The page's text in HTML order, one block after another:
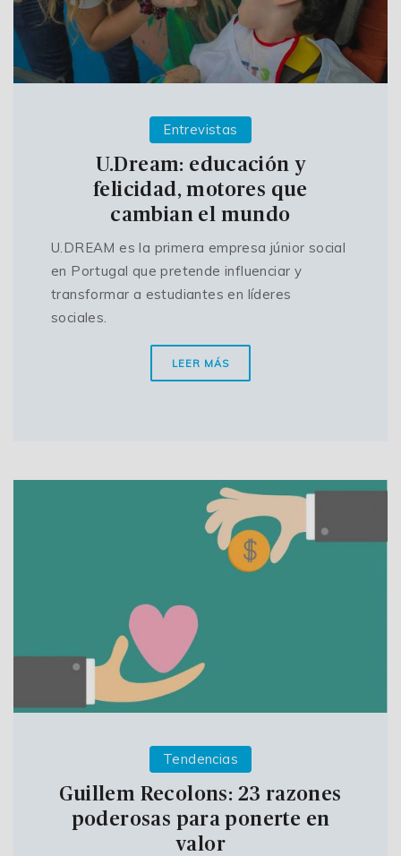
Entrevistas
U.Dream: educación y
felicidad, motores que
cambian el mundo
U.DREAM es la primera empresa júnior social
en Portugal que pretende influenciar y
transformar a estudiantes en líderes
sociales.
LEER MÁS
Tendencias
Guillem Recolons: 23 razones
poderosas para ponerte en
valor